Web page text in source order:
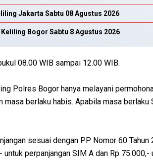
Jakarta Sabtu 08 Agustus 2026
Bogor Sabtu 8 Agustus 2026
08.00 WIB sampai 12.00 WIB.
Polres Bogor hanya melayani
masa berlaku habis. Apabila masa
sesuai dengan PP Nomor 60
untuk perpanjangan SIM A dan Rp 75.000,-